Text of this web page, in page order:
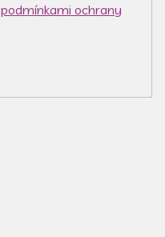
podmínkami ochrany